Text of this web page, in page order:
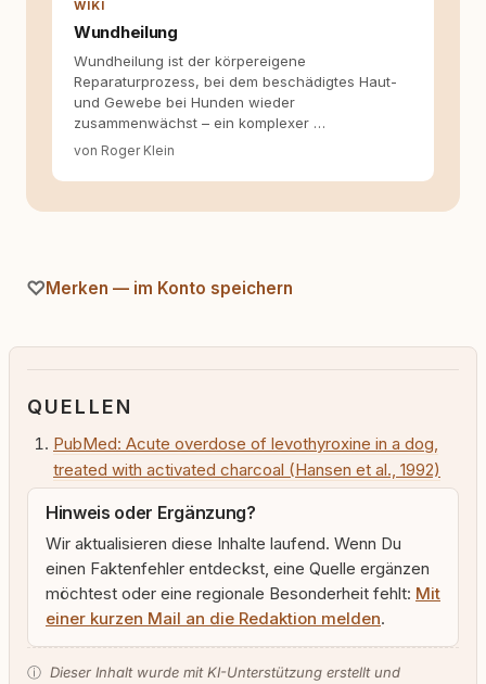
WIKI
Wundheilung
Wundheilung ist der körpereigene
Reparaturprozess, bei dem beschädigtes Haut-
und Gewebe bei Hunden wieder
zusammenwächst – ein komplexer …
von Roger Klein
Merken — im Konto speichern
QUELLEN
PubMed: Acute overdose of levothyroxine in a dog,
treated with activated charcoal (Hansen et al., 1992)
Hinweis oder Ergänzung?
Wir aktualisieren diese Inhalte laufend. Wenn Du
einen Faktenfehler entdeckst, eine Quelle ergänzen
möchtest oder eine regionale Besonderheit fehlt: Mit
einer kurzen Mail an die Redaktion melden.
ⓘ Dieser Inhalt wurde mit KI-Unterstützung erstellt und